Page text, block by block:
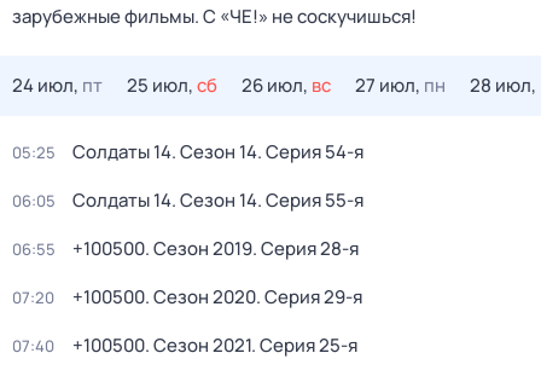
зарубежные фильмы. С «ЧЕ!» не соскучишься!
24 июл, пт 25 июл,сб 26 июл, вс 27 июл, пн 28 июл,
05:25 Солдаты 14. Сезон 14. Серия 54-я
06:05 Солдаты 14. Сезон 14. Серия 55-я
06:55 +100500. Сезон 2019. Серия 28-я
07:20 +100500. Сезон 2020. Серия 29-я
07:40 +100500. Сезон 2021. Серия 25-я